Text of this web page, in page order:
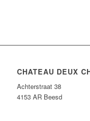
CHATEAU DEUX
Achterstraat 38
4153 AR Beesd